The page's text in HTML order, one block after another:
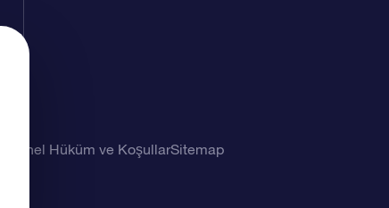
Genel Hüküm ve KoşullarSitemap